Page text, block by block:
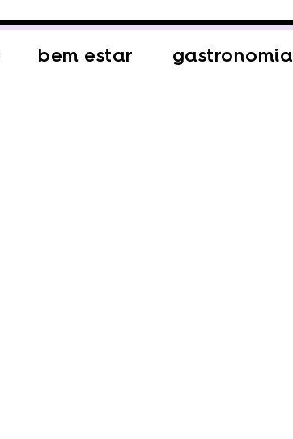
bem estar gastronomia